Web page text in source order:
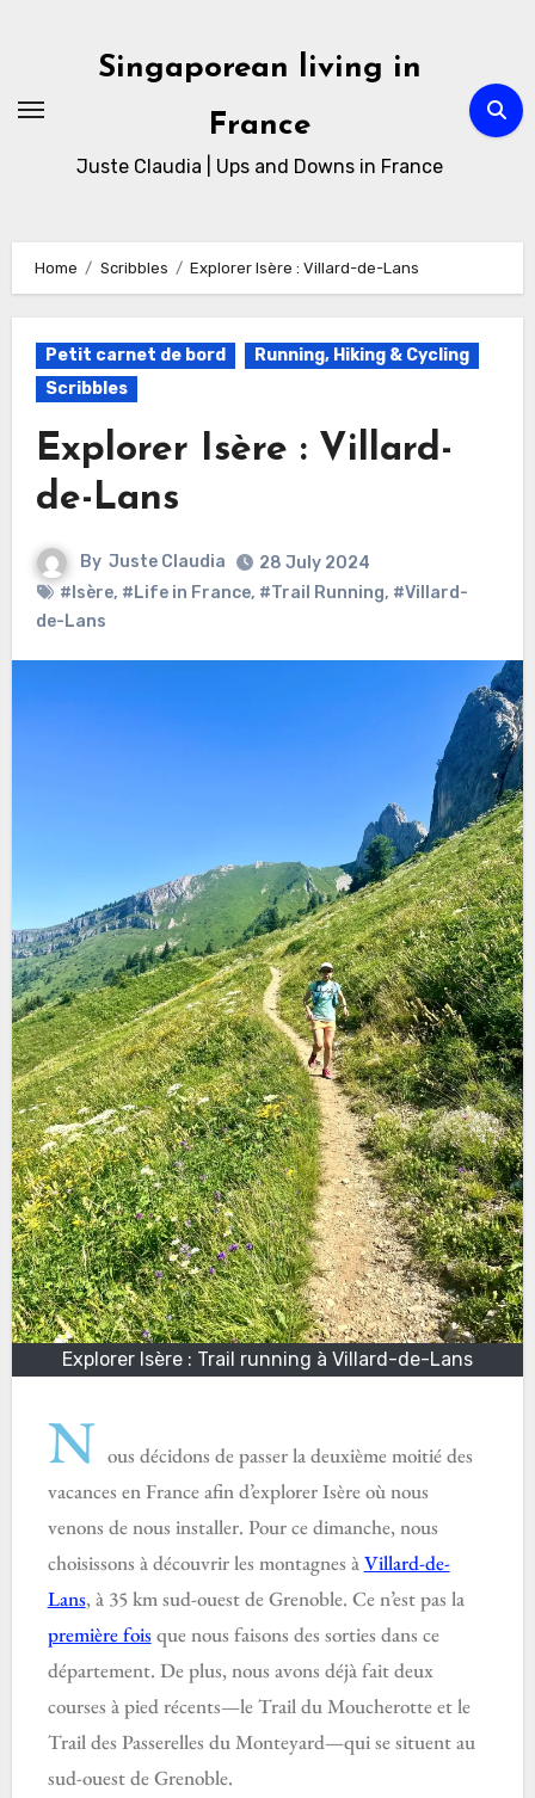
Singaporean living in
France
Juste Claudia | Ups and Downs in France
Home Scribbles Explorer Isère : Villard-de-Lans
Petit carnet de bord
Running, Hiking & Cycling
Scribbles
Explorer Isère : Villard-
de-Lans
By Juste Claudia
28 July 2024
#Isère, #Life in France, #Trail Running, #Villard-
de-Lans
Explorer Isère : Trail running à Villard-de-Lans
N ous décidons de passer la deuxième moitié des
vacances en France afin d’explorer Isère où nous
venons de nous installer. Pour ce dimanche, nous
choisissons à découvrir les montagnes àVillard-de-
Lans, à 35 km sud-ouest de Grenoble. Ce n’est pas la
première foisque nous faisons des sorties dans ce
département. De plus, nous avons déjà fait deux
courses à pied récents—le Trail du Moucherotte et le
Trail des Passerelles du Monteyard—qui se situent au
sud-ouest de Grenoble.